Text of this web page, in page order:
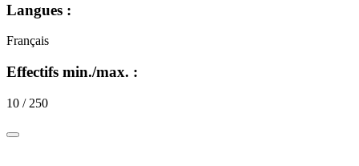
Langues :
Français
Effectifs min./max. :
10 / 250